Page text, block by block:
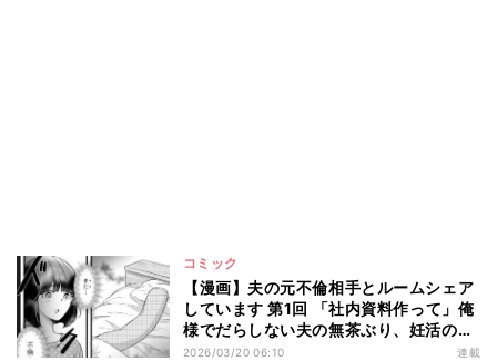
コミック
【漫画】夫の元不倫相手とルームシェア
しています 第1回 「社内資料作って」俺
様でだらしない夫の無茶ぶり、妊活のた
めに断れない…
2026/03/20 06:10 連載